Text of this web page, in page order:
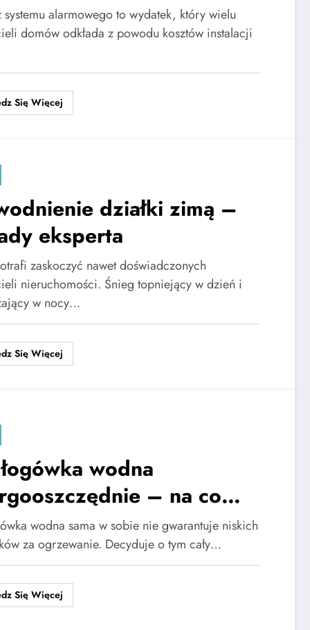
systemu alarmowego to wydatek, który wielu
domów odkłada z powodu kosztów instalacji
Się Więcej
działki zimą –
eksperta
zaskoczyć nawet doświadczonych
nieruchomości. Śnieg topniejący w dzień i
w nocy…
Się Więcej
wodna
– na co
uwagę
wodna sama w sobie nie gwarantuje niskich
za ogrzewanie. Decyduje o tym cały…
Się Więcej